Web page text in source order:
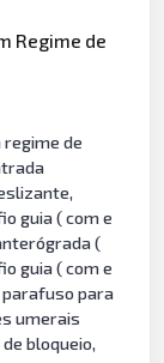
Regime de
de
guia ( com e
(
guia ( com e
para
umerais
bloqueio,